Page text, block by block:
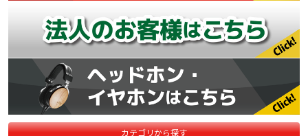
カテゴリから探す